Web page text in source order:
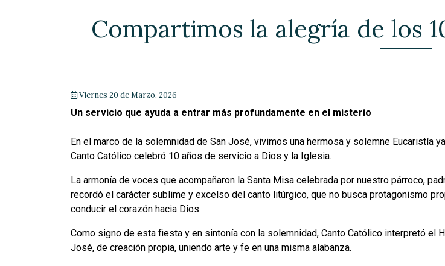
Compartimos la alegría de los
Viernes 20 de Marzo, 2026
Un servicio que ayuda a entrar más profundamente en el misterio
En el marco de la solemnidad de San José, vivimos una hermosa y solemne Eucaristía
Canto Católico celebró 10 años de servicio a Dios y la Iglesia.
La armonía de voces que acompañaron la Santa Misa celebrada por nuestro párroco,
recordó el carácter sublime y excelso del canto litúrgico, que no busca protagonismo
conducir el corazón hacia Dios.
Como signo de esta fiesta y en sintonía con la solemnidad, Canto Católico interpretó el
José, de creación propia, uniendo arte y fe en una misma alabanza.